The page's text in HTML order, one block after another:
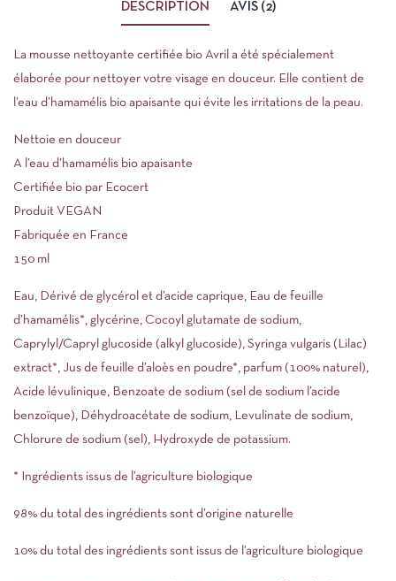
DESCRIPTION AVIS (2)
La mousse nettoyante certifiée bio Avril a été spécialement
élaborée pour nettoyer votre visage en douceur. Elle contient de
l’eau d’hamamélis bio apaisante qui évite les irritations de la peau.
Nettoie en douceur
A l’eau d’hamamélis bio apaisante
Certifiée bio par Ecocert
Produit VEGAN
Fabriquée en France
150 ml
Eau, Dérivé de glycérol et d’acide caprique, Eau de feuille
d’hamamélis*, glycérine, Cocoyl glutamate de sodium,
Caprylyl/Capryl glucoside (alkyl glucoside), Syringa vulgaris (Lilac)
extract*, Jus de feuille d’aloès en poudre*, parfum (100% naturel),
Acide lévulinique, Benzoate de sodium (sel de sodium l’acide
benzoïque), Déhydroacétate de sodium, Levulinate de sodium,
Chlorure de sodium (sel), Hydroxyde de potassium.
* Ingrédients issus de l’agriculture biologique
98% du total des ingrédients sont d’origine naturelle
10% du total des ingrédients sont issus de l’agriculture biologique